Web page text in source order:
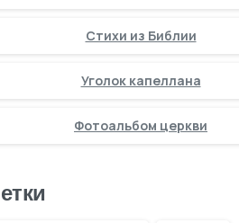
Стихи из Библии
Уголок капеллана
Фотоальбом церкви